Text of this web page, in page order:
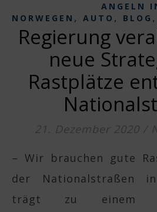
ANGELN
NORWEGEN , AUTO , BLOG ,
Regierung
neue
Rastplätze
21. Dezember 2020 /
– Wir brauchen gute Rastplätze entlang
der Nationalstraßen
trägt zu einem